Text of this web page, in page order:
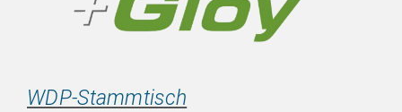
WDP-Stammtisch